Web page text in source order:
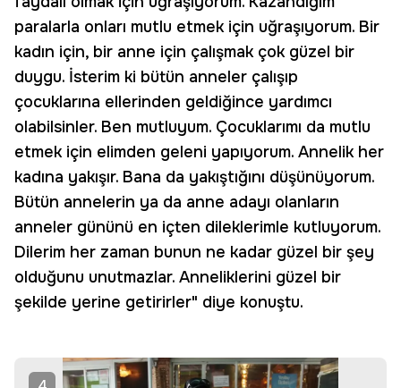
paralarla onları mutlu etmek için uğraşıyorum. Bir
kadın için, bir anne için çalışmak çok güzel bir
duygu. İsterim ki bütün anneler çalışıp
çocuklarına ellerinden geldiğince yardımcı
olabilsinler. Ben mutluyum. Çocuklarımı da mutlu
etmek için elimden geleni yapıyorum. Annelik her
kadına yakışır. Bana da yakıştığını düşünüyorum.
Bütün annelerin ya da anne adayı olanların
anneler gününü en içten dileklerimle kutluyorum.
Dilerim her zaman bunun ne kadar güzel bir şey
olduğunu unutmazlar. Anneliklerini güzel bir
şekilde yerine getirirler" diye konuştu.